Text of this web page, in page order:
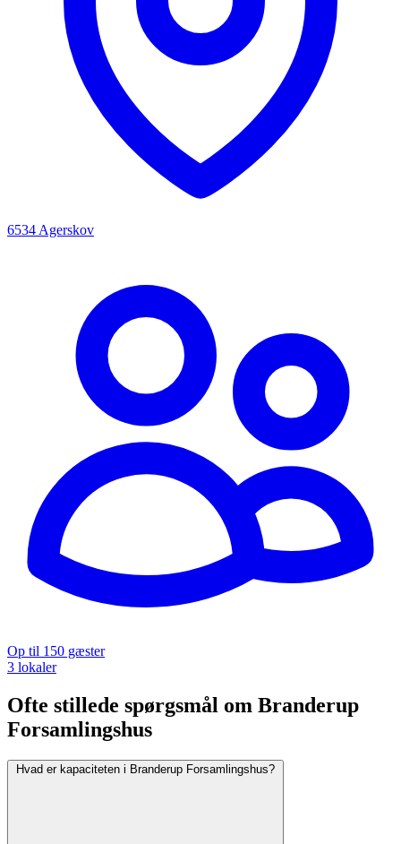
6534 Agerskov
Op til 150 gæster
3 lokaler
Ofte stillede spørgsmål om Branderup
Forsamlingshus
Hvad er kapaciteten i Branderup Forsamlingshus?